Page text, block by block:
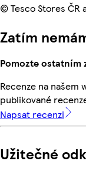
© Tesco Stores ČR
Zatím
Pomozte ostatním
Recenze na našem
publikované
Napsat recenzi
Užitečné